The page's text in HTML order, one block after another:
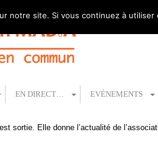
EN DIRECT… EVÉNEMENTS
sortie. Elle donne l’actualité de
notre site. Si vous continuez à